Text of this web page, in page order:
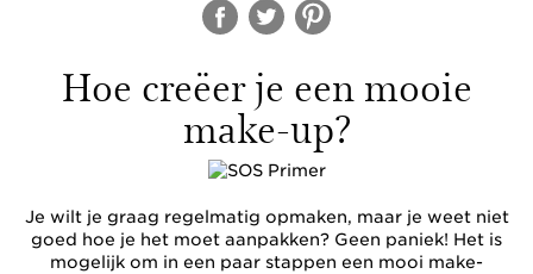
Hoe creëer je een mooie
make-up?
Je wilt je graag regelmatig opmaken, maar je weet niet
goed hoe je het moet aanpakken? Geen paniek! Het is
mogelijk om in een paar stappen een mooi make-